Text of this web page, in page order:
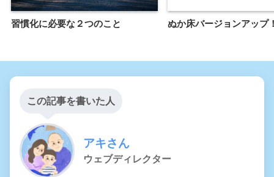
習慣化に必要な２つのこと ぬか床バージョンアップ
この記事を書いた人
アキさん
ウェブディレクター